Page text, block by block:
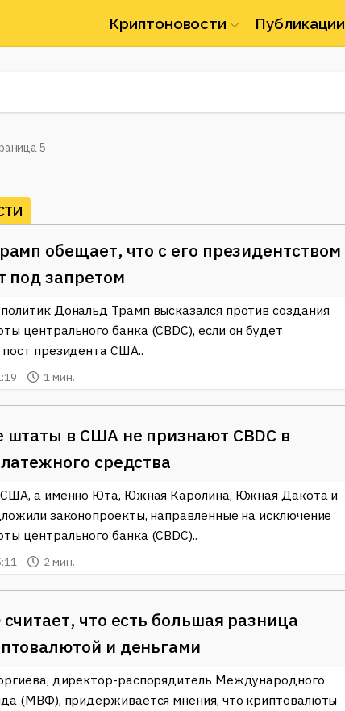
Криптоновости Публикации
5
обещает, что с его президентством
под запретом
Дональд Трамп высказался против создания
центрального банка (CBDC), если он будет
президента США..
1 мин.
штаты в США не признают CBDC в
средства
а именно Юта, Южная Каролина, Южная Дакота и
законопроекты, направленные на исключение
центрального банка (CBDC)..
2 мин.
что есть большая разница
и деньгами
директор-распорядитель Международного
(МВФ), придерживается мнения, что криптовалюты